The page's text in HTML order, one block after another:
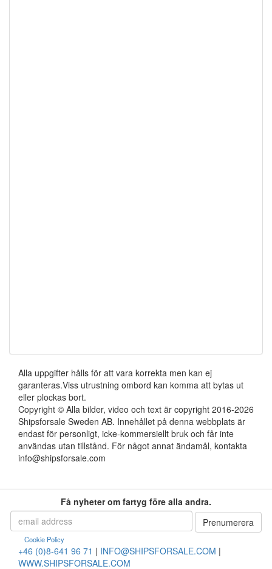
Alla uppgifter hålls för att vara korrekta men kan ej
garanteras.Viss utrustning ombord kan komma att bytas ut
eller plockas bort.
Copyright © Alla bilder, video och text är copyright 2016-2026
Shipsforsale Sweden AB. Innehållet på denna webbplats är
endast för personligt, icke-kommersiellt bruk och får inte
användas utan tillstånd. För något annat ändamål, kontakta
info@shipsforsale.com
Få nyheter om fartyg före alla andra.
Cookie Policy
+46 (0)8-641 96 71 | INFO@SHIPSFORSALE.COM |
WWW.SHIPSFORSALE.COM